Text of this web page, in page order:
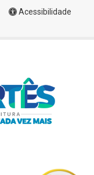
Acessibilidade